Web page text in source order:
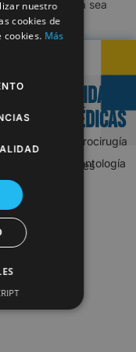
común, ya sea
14,
UNIDADES
MÉDICAS
Neurocirugía
Odontología
nuestro
cookies de
cookies. Más